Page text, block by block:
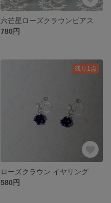
六芒星ローズクラウンピアス
780円
残り1点
ローズクラウン イヤリング
580円